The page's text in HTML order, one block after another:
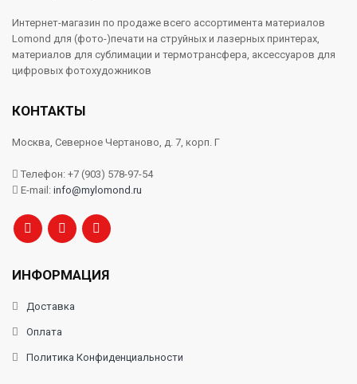
Интернет-магазин по продаже всего ассортимента материалов
Lomond для (фото-)печати на струйных и лазерных принтерах,
материалов для сублимации и термотрансфера, аксессуаров для
цифровых фотохудожников
КОНТАКТЫ
Москва, Северное Чертаново, д. 7, корп. Г
Телефон: +7 (903) 578-97-54
E-mail: info@mylomond.ru
ИНФОРМАЦИЯ
Доставка
Оплата
Политика Конфиденциальности